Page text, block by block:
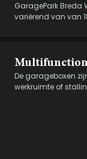
GaragePark Breda
variërend van van
De garageboxen
werkruimte of